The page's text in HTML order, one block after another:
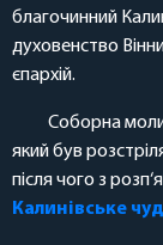
благочинний
духовенство
єпархій.
Соборна
який був
після чого з
Калинівське